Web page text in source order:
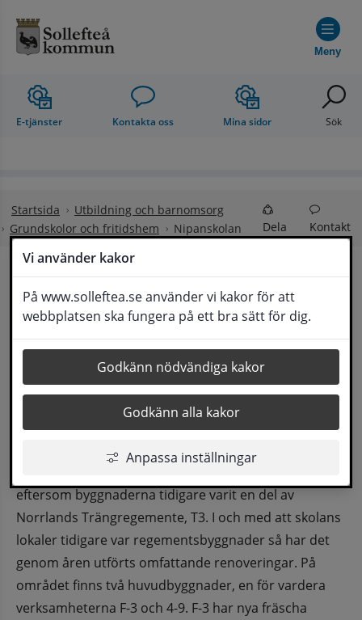
Vi använder kakor
På www.solleftea.se använder vi kakor för att
webbplatsen ska fungera på ett bra sätt för dig.
Godkänn nödvändiga kakor
Godkänn alla kakor
Anpassa inställningar
Meny
E-tjänster Kontakta oss Mina sidor Sök
Startsida
Utbildning och barnomsorg
Grundskolor och fritidshem
Nipanskolan Dela Kontakt
Välkommen till
Nipanskolan!
Nipanskolan är belägen norr om
Ångermanälven i nära anslutning till centrala
Sollefteå. Skolan huserar elever från
eftersom byggnaderna tidigare varit en del av
Norrlands Trängregemente, T3. I och med att skolans
lokaler tidigare var regementsbyggnader så har det
genom åren utförts omfattande renoveringar. På
området finns två huvudbyggnader, en för vardera
verksamheterna F-3 och 4-9. F-3 har nya fräscha